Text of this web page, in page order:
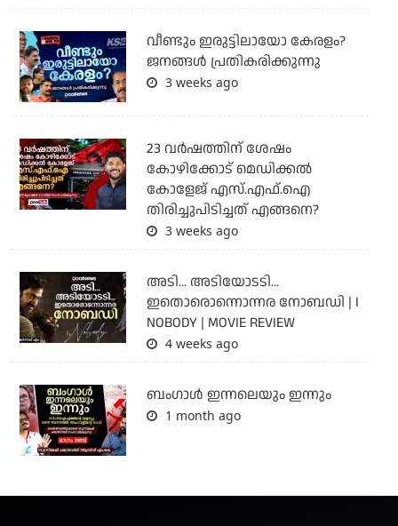
വീണ്ടും ഇരുട്ടിലായോ കേരളം?
ജനങ്ങൾ പ്രതികരിക്കുന്നു
3 weeks ago
23 വർഷത്തിന് ശേഷം
കോഴിക്കോട് മെഡിക്കൽ
കോളേജ് എസ്.എഫ്.ഐ
തിരിച്ചുപിടിച്ചത് എങ്ങനെ?
3 weeks ago
അടി... അടിയോടടി...
ഇതൊരൊന്നൊന്നര നോബഡി | I
NOBODY | MOVIE REVIEW
4 weeks ago
ബംഗാള്‍ ഇന്നലെയും ഇന്നും
1 month ago